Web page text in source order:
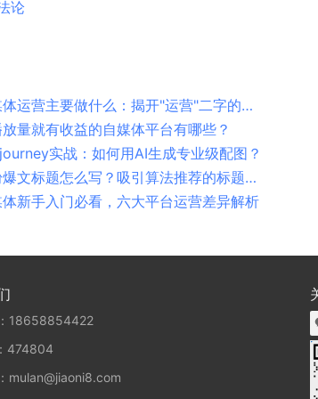
论
自媒体运营主要做什么：揭开"运营"二字的真正含义
量就有收益的自媒体平台有哪些？
实战：如何用AI生成专业级配图？
低粉爆文标题怎么写？吸引算法推荐的标题是怎么样的
体新手入门必看，六大平台运营差异解析
18658854422
474804
mulan@jiaoni8.com